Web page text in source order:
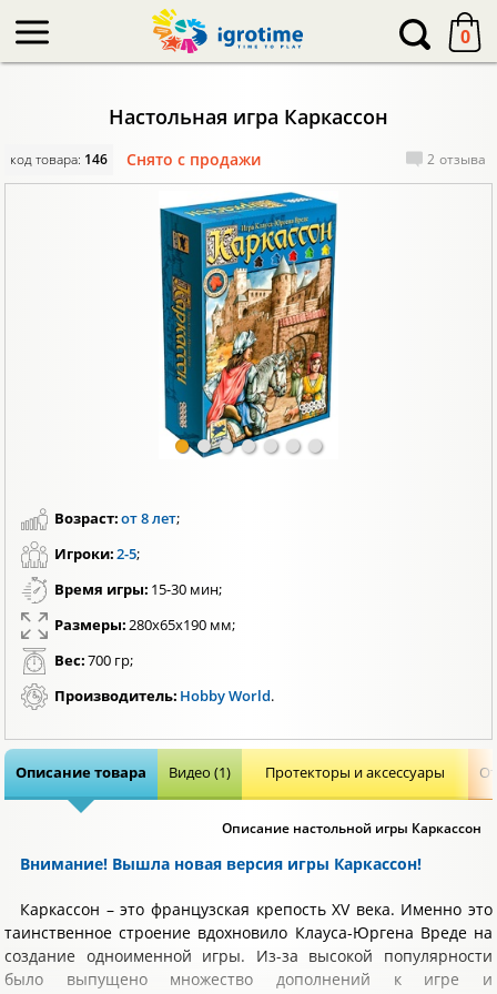
0
Настольная игра Каркассон
код товара: 146 Снято с продажи 2 отзыва
Возраст:от 8 лет;
Игроки:2-5;
Время игры: 15-30 мин;
Размеры:280х65х190 мм;
Вес:700 гр;
Производитель: Hobby World.
Описание товара Видео (1) Протекторы и аксессуары
Описание настольной игры Каркассон
Внимание! Вышла новая версия игры Каркассон!
Каркассон – это французская крепость XV века. Именно это
таинственное строение вдохновило Клауса-Юргена Вреде на
создание одноименной игры. Из-за высокой популярности
было выпущено множество дополнений к игре и